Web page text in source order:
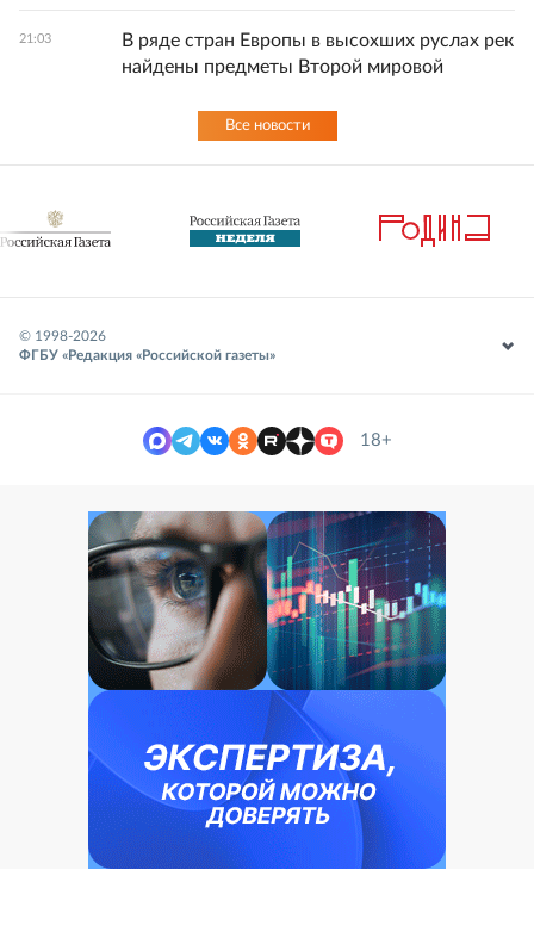
21:03
В ряде стран Европы в высохших руслах рек
найдены предметы Второй мировой
Все новости
© 1998-2026
ФГБУ «Редакция «Российской газеты»
18+